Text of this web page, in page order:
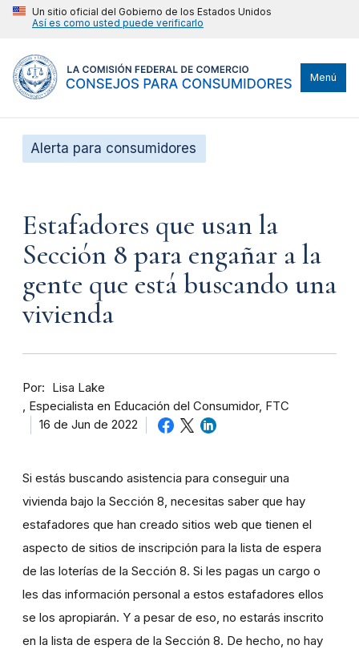
Un sitio oficial del Gobierno de los Estados Unidos
Así es como usted puede verificarlo
Menú
Alerta para consumidores
Estafadores que usan la
Sección 8 para engañar a la
gente que está buscando una
vivienda
Por
Lisa Lake
Especialista en Educación del Consumidor, FTC
16 de Jun de 2022
Si estás buscando asistencia para conseguir una
vivienda bajo la Sección 8, necesitas saber que hay
estafadores que han creado sitios web que tienen el
aspecto de sitios de inscripción para la lista de espera
de las loterías de la Sección 8. Si les pagas un cargo o
les das información personal a estos estafadores ellos
se los apropiarán. Y a pesar de eso, no estarás inscrito
en la lista de espera de la Sección 8. De hecho, no hay